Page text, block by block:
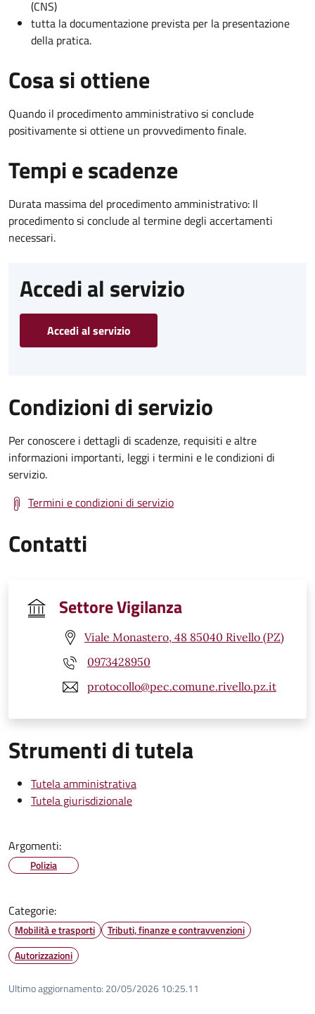
(CNS)
tutta la documentazione prevista per la presentazione
della pratica.
Cosa si ottiene
Quando il procedimento amministrativo si conclude
positivamente si ottiene un provvedimento finale.
Tempi e scadenze
Durata massima del procedimento amministrativo: Il
procedimento si conclude al termine degli accertamenti
necessari.
Accedi al servizio
Accedi al servizio
Condizioni di servizio
Per conoscere i dettagli di scadenze, requisiti e altre
informazioni importanti, leggi i termini e le condizioni di
servizio.
Termini e condizioni di servizio
Contatti
Settore Vigilanza
Viale Monastero, 48 85040 Rivello (PZ)
0973428950
protocollo@pec.comune.rivello.pz.it
Strumenti di tutela
Tutela amministrativa
Tutela giurisdizionale
Argomenti:
Polizia
Categorie:
Mobilità e trasporti
Tributi, finanze e contravvenzioni
Autorizzazioni
Ultimo aggiornamento: 20/05/2026 10:25.11